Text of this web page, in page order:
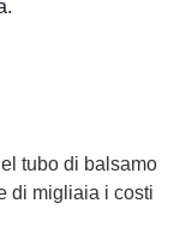
tubo di balsamo
di migliaia i costi